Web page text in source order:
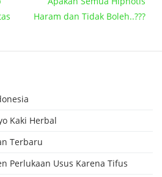
Haram dan Tidak Boleh..???
Kaki Herbal
Terbaru
Perlukaan Usus Karena Tifus